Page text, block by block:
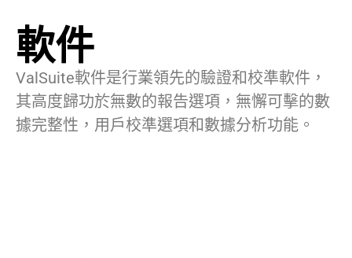
軟件
ValSuite軟件是行業領先的驗證和校準軟件，
其高度歸功於無數的報告選項，無懈可擊的數
據完整性，用戶校準選項和數據分析功能。